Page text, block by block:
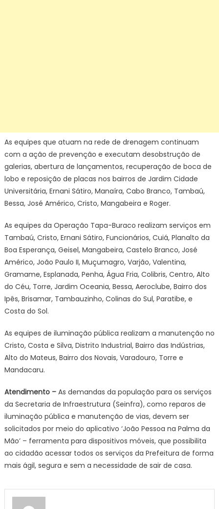
As equipes que atuam na rede de drenagem continuam
com a ação de prevenção e executam desobstrução de
galerias, abertura de lançamentos, recuperação de boca de
lobo e reposição de placas nos bairros de Jardim Cidade
Universitária, Ernani Sátiro, Manaíra, Cabo Branco, Tambaú,
Bessa, José Américo, Cristo, Mangabeira e Roger.
As equipes da Operação Tapa-Buraco realizam serviços em
Tambaú, Cristo, Ernani Sátiro, Funcionários, Cuiá, Planalto da
Boa Esperança, Geisel, Mangabeira, Castelo Branco, José
Américo, João Paulo II, Muçumagro, Varjão, Valentina,
Gramame, Esplanada, Penha, Água Fria, Colibris, Centro, Alto
do Céu, Torre, Jardim Oceania, Bessa, Aeroclube, Bairro dos
Ipês, Brisamar, Tambauzinho, Colinas do Sul, Paratibe, e
Costa do Sol.
As equipes de iluminação pública realizam a manutenção no
Cristo, Costa e Silva, Distrito Industrial, Bairro das Indústrias,
Alto do Mateus, Bairro dos Novais, Varadouro, Torre e
Mandacaru.
Atendimento – As demandas da população para os serviços
da Secretaria de Infraestrutura (Seinfra), como reparos de
iluminação pública e manutenção de vias, devem ser
solicitados por meio do aplicativo ‘João Pessoa na Palma da
Mão’ – ferramenta para dispositivos móveis, que possibilita
ao cidadão acessar todos os serviços da Prefeitura de forma
mais ágil, segura e sem a necessidade de sair de casa.